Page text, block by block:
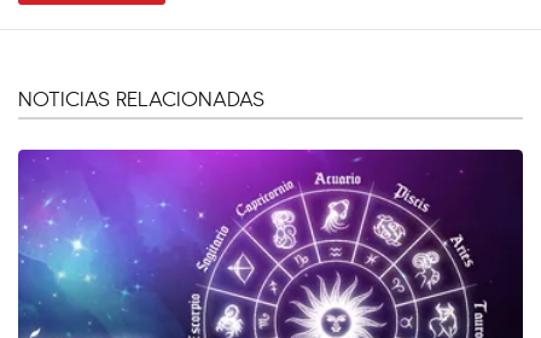
NOTICIAS RELACIONADAS